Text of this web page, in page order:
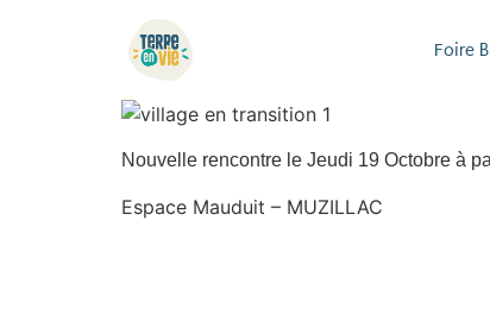
Foire
Nouvelle rencontre le Jeudi 19 Octobre à
Espace Mauduit – MUZILLAC